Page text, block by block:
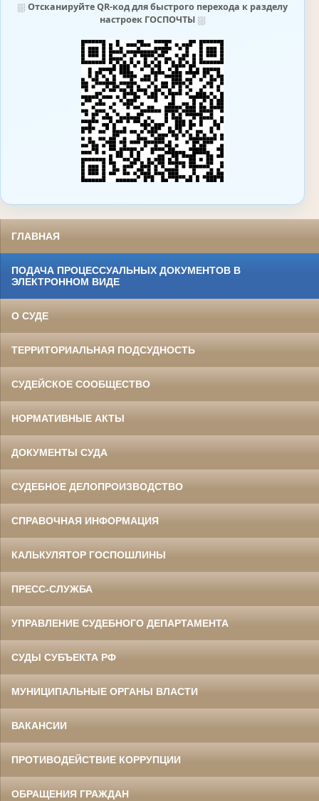
⛆ Отсканируйте QR-код для быстрого перехода к разделу
настроек ГОСПОЧТЫ⛆
ГЛАВНАЯ
ПОДАЧА ПРОЦЕССУАЛЬНЫХ ДОКУМЕНТОВ В
ЭЛЕКТРОННОМ ВИДЕ
О СУДЕ
ТЕРРИТОРИАЛЬНАЯ ПОДСУДНОСТЬ
СУДЕЙСКОЕ СООБЩЕСТВО
НОРМАТИВНЫЕ АКТЫ
ДОКУМЕНТЫ СУДА
СУДЕБНОЕ ДЕЛОПРОИЗВОДСТВО
СПРАВОЧНАЯ ИНФОРМАЦИЯ
КАЛЬКУЛЯТОР ГОСПОШЛИНЫ
ПРЕСС-СЛУЖБА
УПРАВЛЕНИЕ СУДЕБНОГО ДЕПАРТАМЕНТА
СУДЫ СУБЪЕКТА РФ
МУНИЦИПАЛЬНЫЕ ОРГАНЫ ВЛАСТИ
ВАКАНСИИ
ПРОТИВОДЕЙСТВИЕ КОРРУПЦИИ
ОБРАЩЕНИЯ ГРАЖДАН